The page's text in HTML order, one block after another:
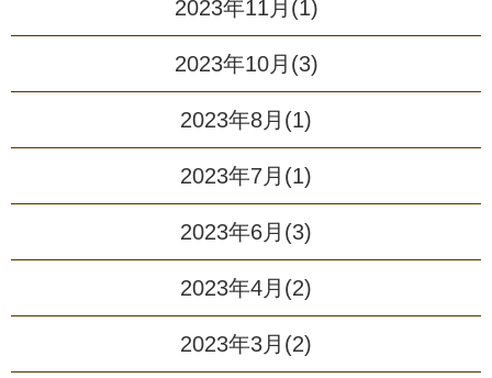
2023年11月(1)
2023年10月(3)
2023年8月(1)
2023年7月(1)
2023年6月(3)
2023年4月(2)
2023年3月(2)